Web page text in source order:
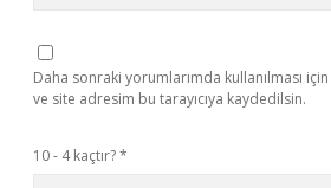
Daha sonraki yorumlarımda kullanılması
ve site adresim bu tarayıcıya kaydedilsin.
10 - 4 kaçtır?*